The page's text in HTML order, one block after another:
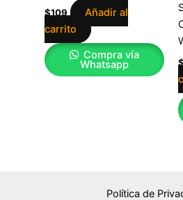
$109
Añadir al
carrito
Compra vía
Whatsapp
Política de